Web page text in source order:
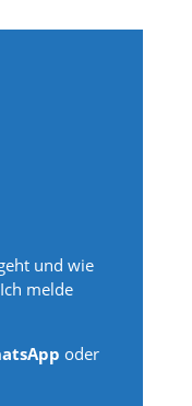
und wie
melde
oder